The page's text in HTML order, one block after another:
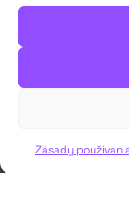
Zásady
důvod k letmému
94. ročník
ovšem důležitou
O akú zmenu ide
článku Luďka